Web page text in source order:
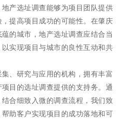
产选址调查能够为项目团队提供
提高项目成功的可能性。在肇庆
的城市，地产选址调查应结合当
实现项目与城市的良性互动和共
、研究与应用的机构，拥有丰富
目的选址调查提供的支持务。通
合细致入微的调查流程，我们致
助客户实现项目的成功落地和可